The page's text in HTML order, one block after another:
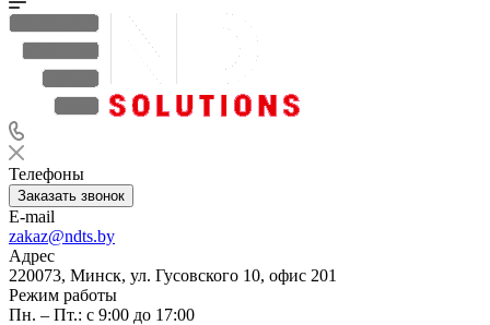
Телефоны
Заказать звонок
E-mail
zakaz@ndts.by
Адрес
220073, Минск, ул. Гусовского 10, офис 201
Режим работы
Пн. – Пт.: с 9:00 до 17:00